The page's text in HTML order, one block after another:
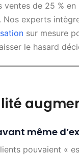
ventes de 25 %
Nos experts
sur mesure
le hasard
même
pouvaient «